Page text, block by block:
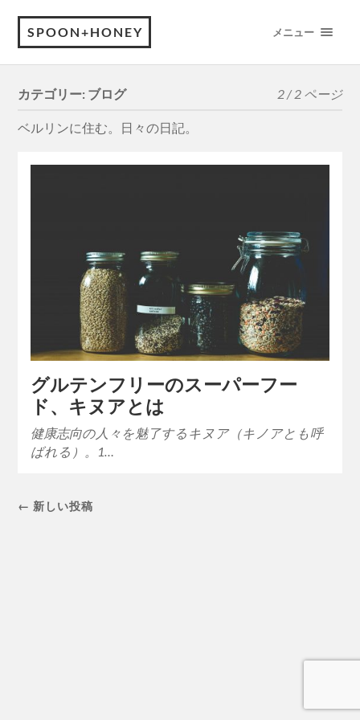
SPOON+HONEY メニュー
カテゴリー: ブログ 2 / 2 ページ
ベルリンに住む。日々の日記。
グルテンフリーのスーパーフー
ド、キヌアとは
健康志向の人々を魅了するキヌア（キノアとも呼
ばれる）。1…
← 新しい投稿